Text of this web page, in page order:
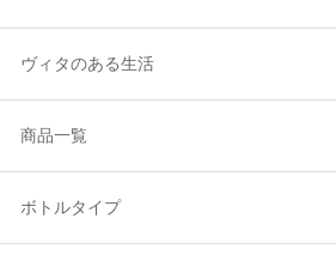
ヴィタのある生活
商品一覧
ボトルタイプ